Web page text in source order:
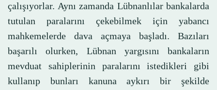
çalışıyorlar. Aynı zamanda Lübnanlılar bankalarda
tutulan paralarını çekebilmek için yabancı
mahkemelerde dava açmaya başladı. Bazıları
başarılı olurken, Lübnan yargısını bankaların
mevduat sahiplerinin paralarını istedikleri gibi
kullanıp bunları kanuna aykırı bir şekilde